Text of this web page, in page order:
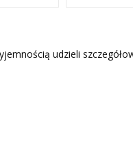
udzieli